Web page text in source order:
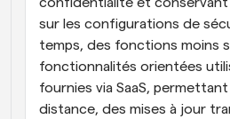
sur les configurations de
temps, des fonctions moins
fonctionnalités orientées
fournies via SaaS,
distance, des mises à jour